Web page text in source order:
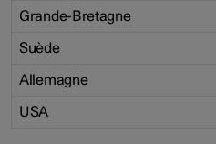
Grande-Bretagne
Suède
Allemagne
USA